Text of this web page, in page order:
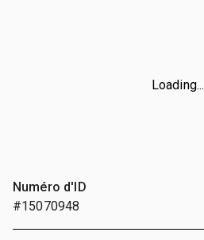
Loading...
Numéro d'ID
#15070948